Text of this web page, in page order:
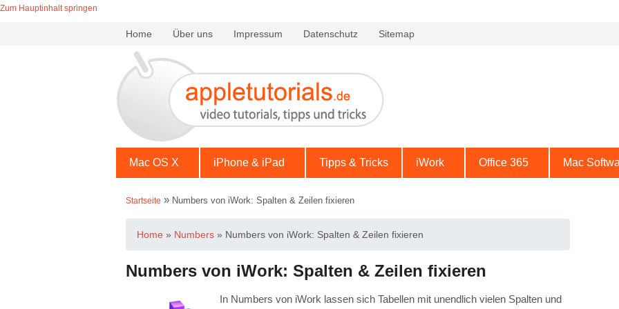
Zum Hauptinhalt springen
Home Über uns Impressum Datenschutz Sitemap
Mac OS X iPhone & iPad Tipps & Tricks iWork Office 365 Mac
Startseite » Numbers von iWork: Spalten & Zeilen fixieren
Home » Numbers » Numbers von iWork: Spalten & Zeilen fixieren
Numbers von iWork: Spalten & Zeilen fixieren
In Numbers von iWork lassen sich Tabellen mit unendlich vielen Spalten und